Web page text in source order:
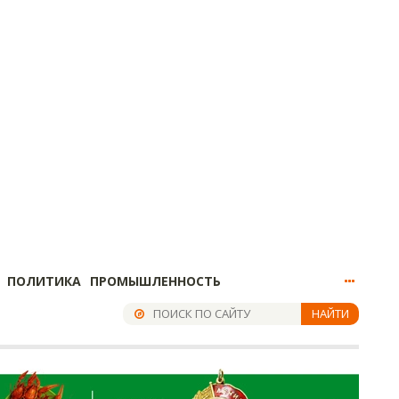
ПОЛИТИКА ПРОМЫШЛЕННОСТЬ
НАЙТИ